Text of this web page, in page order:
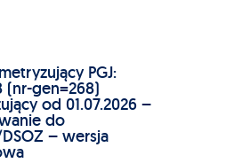
PGJ:
(nr-gen=268)
od 01.07.2026 –
do
– wersja